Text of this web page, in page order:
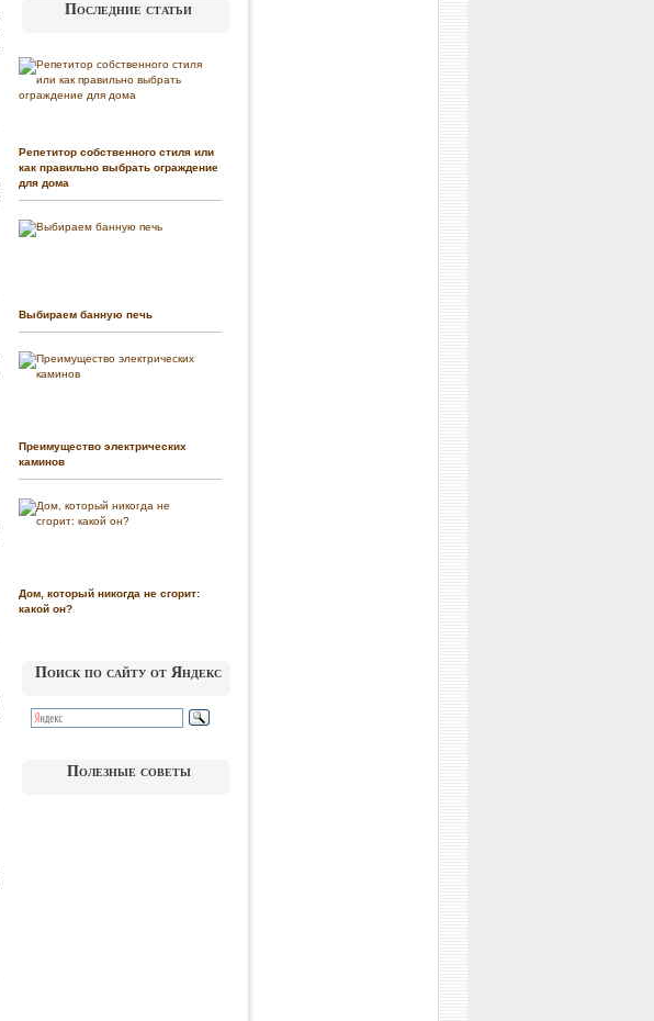
Последние статьи
Репетитор собственного стиля или
как правильно выбрать ограждение
для дома
Выбираем банную печь
Преимущество электрических
каминов
Дом, который никогда не сгорит:
какой он?
Поиск по сайту от Яндекс
Полезные советы